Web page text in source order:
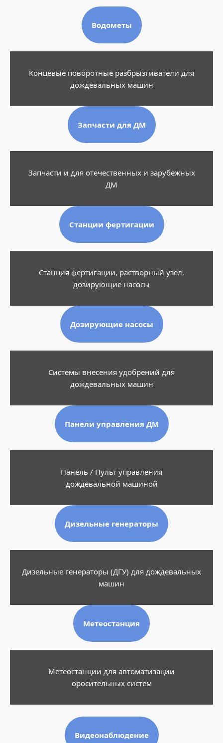
Водометы
Концевые поворотные разбрызгиватели для
дождевальных машин
Запчасти для ДМ
Запчасти и для отечественных и зарубежных
ДМ
Станции фертигации
Станция фертигации, растворный узел,
дозирующие насосы
Дозирующие насосы
Системы внесения удобрений для
дождевальных машин
Панели управления ДМ
Панель / Пульт управления
дождевальной машиной
Дизельные генераторы
Дизельные генераторы (ДГУ) для дождевальных
машин
Метеостанция
Метеостанции для автоматизации
оросительных систем
Видеонаблюдение